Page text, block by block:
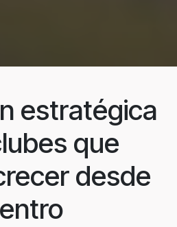
estratégica
que
desde